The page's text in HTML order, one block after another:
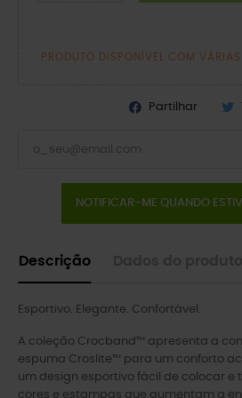
PRODUTO DISPONÍVEL COM
Partilhar
NOTIFICAR-ME QUANDO
Descrição
Esportivo. Elegante. Confortável.
A coleção Crocband™ apresenta a
espuma Croslite™ para um conforto
um design esportivo fácil de colocar e
cores e estampas que aumentam a